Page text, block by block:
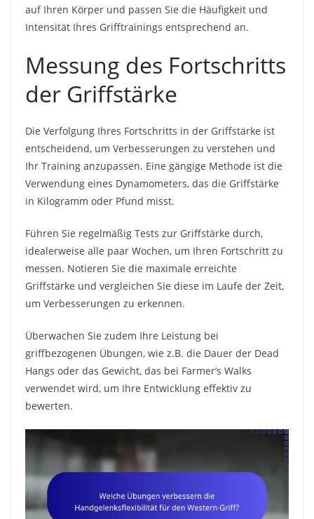
auf Ihren Körper und passen Sie die Häufigkeit und
Intensität Ihres Grifftrainings entsprechend an.
Messung des Fortschritts
der Griffstärke
Die Verfolgung Ihres Fortschritts in der Griffstärke ist
entscheidend, um Verbesserungen zu verstehen und
Ihr Training anzupassen. Eine gängige Methode ist die
Verwendung eines Dynamometers, das die Griffstärke
in Kilogramm oder Pfund misst.
Führen Sie regelmäßig Tests zur Griffstärke durch,
idealerweise alle paar Wochen, um Ihren Fortschritt zu
messen. Notieren Sie die maximale erreichte
Griffstärke und vergleichen Sie diese im Laufe der Zeit,
um Verbesserungen zu erkennen.
Überwachen Sie zudem Ihre Leistung bei
griffbezogenen Übungen, wie z.B. die Dauer der Dead
Hangs oder das Gewicht, das bei Farmer’s Walks
verwendet wird, um Ihre Entwicklung effektiv zu
bewerten.